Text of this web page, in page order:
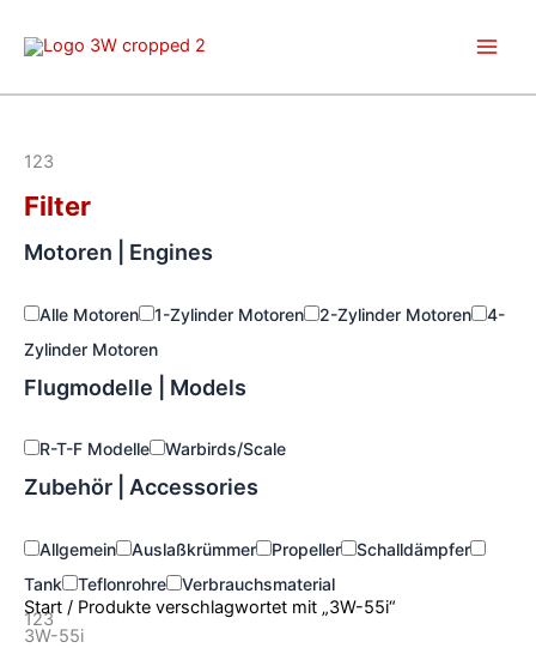
Inhalt
123
Filter
Motoren | Engines
Alle Motoren 1-Zylinder Motoren 2-Zylinder Motoren
4-
Zylinder Motoren
Flugmodelle | Models
R-T-F Modelle Warbirds/Scale
Zubehör | Accessories
Allgemein Auslaßkrümmer Propeller
Schalldämpfer
Tank
Teflonrohre Verbrauchsmaterial
123
Start / Produkte verschlagwortet mit „3W-55i“
3W-55i